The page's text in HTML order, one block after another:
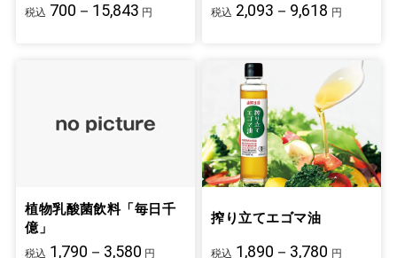
税込 700－15,843 円 税込 2,093－9,618 円
植物乳酸菌飲料「毎日千
億」
税込 1,790－3,580 円
搾り立てエゴマ油
税込 1,890－3,780 円